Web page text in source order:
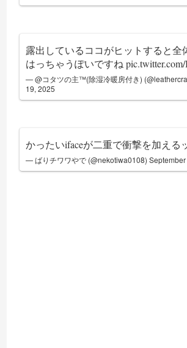
露出しているココがヒットすると全
はっちゃうぽいですね
— @コタツの主™(除湿冷暖房付き)
19, 2025
かったいifaceが二重で衝撃を加える
— ばりチワワやで (@nekotiwa0108)